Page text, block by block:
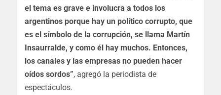
el tema es grave e involucra a todos los
argentinos porque hay un político corrupto, que
es el símbolo de la corrupción, se llama Martín
Insaurralde, y como él hay muchos. Entonces,
los canales y las empresas no pueden hacer
oídos sordos”, agregó la periodista de
espectáculos.